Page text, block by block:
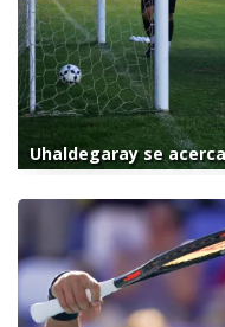
Uhaldegaray se